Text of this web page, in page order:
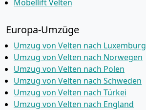
Möbellift Velten
Europa-Umzüge
Umzug von Velten nach Luxemburg
Umzug von Velten nach Norwegen
Umzug von Velten nach Polen
Umzug von Velten nach Schweden
Umzug von Velten nach Türkei
Umzug von Velten nach England